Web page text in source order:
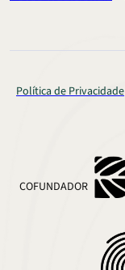
Política de Privacidade
COFUNDADOR